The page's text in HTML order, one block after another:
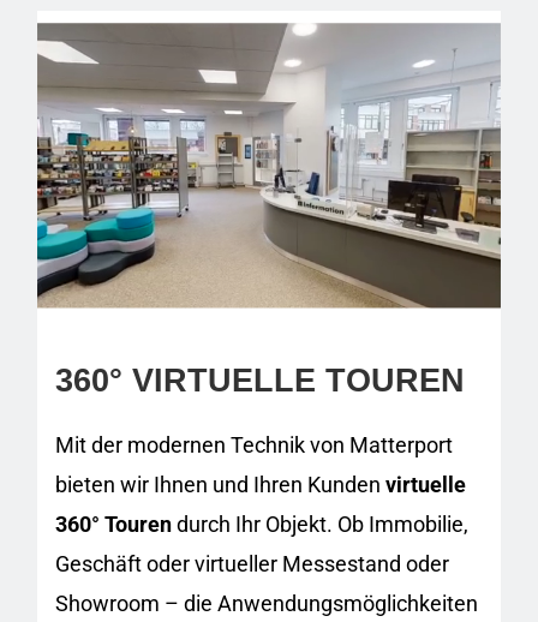
360° VIRTUELLE TOUREN
Mit der modernen Technik von Matterport
bieten wir Ihnen und Ihren Kundenvirtuelle
360° Tourendurch Ihr Objekt. Ob Immobilie,
Geschäft oder virtueller Messestand oder
Showroom – die Anwendungsmöglichkeiten